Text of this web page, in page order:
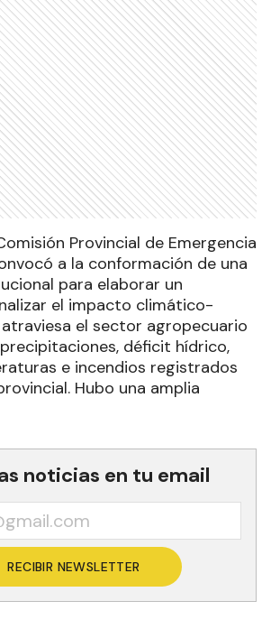
Provincial de Emergencia
a la conformación de una
para elaborar un
el impacto climático-
el sector agropecuario
déficit hídrico,
e incendios registrados
Hubo una amplia
noticias en tu email
RECIBIR NEWSLETTER